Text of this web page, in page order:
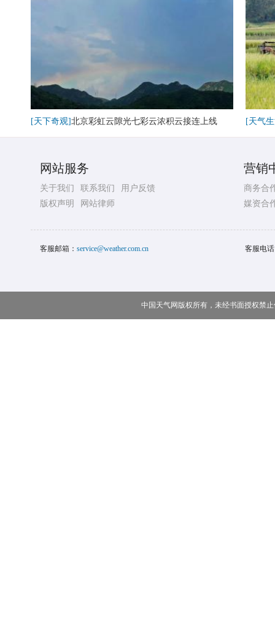
[天下奇观]北京彩虹云隙光七彩云浓积云接连上线 [天气
网站服务
关于我们 联系我们
用户反馈
版权声明
网站律师
营销
商务合
媒资合
客服邮箱： service@weather.com.cn 客服电
中国天气网版权所有，未经书面授权